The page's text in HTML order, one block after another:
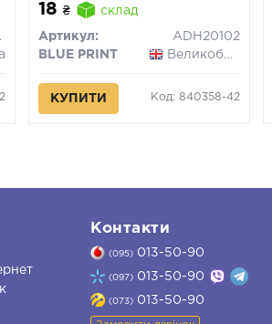
18 ₴ склад
Артикул:
ADH20102
BLUE PRINT
Великобританія
КУПИТИ Код: 840358-42
Контакти
(095) 013-50-90
(097) 013-50-90
(073) 013-50-90